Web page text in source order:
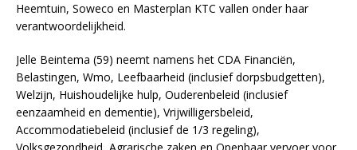
Heemtuin, Soweco en Masterplan KTC vallen onder haar
verantwoordelijkheid.
Jelle Beintema (59) neemt namens het CDA Financiën,
Belastingen, Wmo, Leefbaarheid (inclusief dorpsbudgetten),
Welzijn, Huishoudelijke hulp, Ouderenbeleid (inclusief
eenzaamheid en dementie), Vrijwilligersbeleid,
Accommodatiebeleid (inclusief de 1/3 regeling),